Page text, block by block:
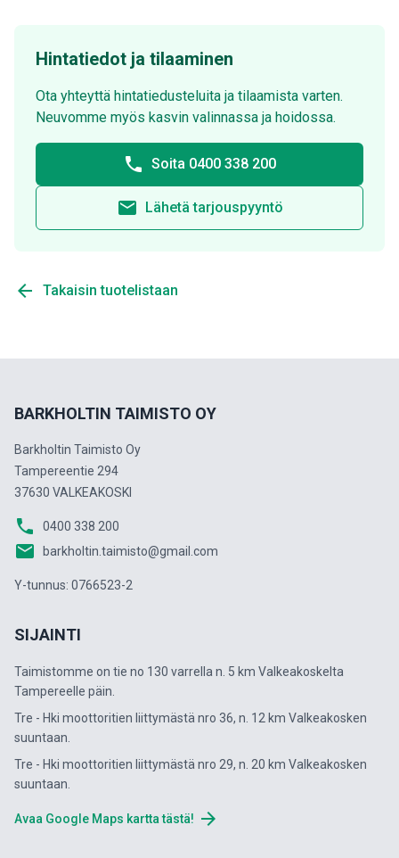
Hintatiedot ja tilaaminen
Ota yhteyttä hintatiedusteluita ja tilaamista varten.
Neuvomme myös kasvin valinnassa ja hoidossa.
phone Soita 0400 338 200
email Lähetä tarjouspyyntö
arrow_back Takaisin tuotelistaan
BARKHOLTIN TAIMISTO OY
Barkholtin Taimisto Oy
Tampereentie 294
37630 VALKEAKOSKI
phone 0400 338 200
email barkholtin.taimisto@gmail.com
Y-tunnus: 0766523-2
SIJAINTI
Taimistomme on tie no 130 varrella n. 5 km Valkeakoskelta
Tampereelle päin.
Tre - Hki moottoritien liittymästä nro 36, n. 12 km Valkeakosken
suuntaan.
Tre - Hki moottoritien liittymästä nro 29, n. 20 km Valkeakosken
suuntaan.
Avaa Google Maps kartta tästä! arrow_forward